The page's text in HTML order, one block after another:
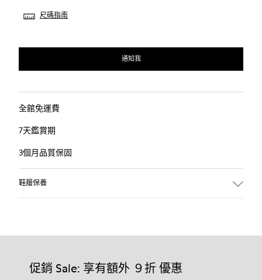
尺碼指南
通知我
全館免運費
7天鑑賞期
3個月品質保固
鞋履保養
促銷 Sale: 享有額外 ９折 優惠